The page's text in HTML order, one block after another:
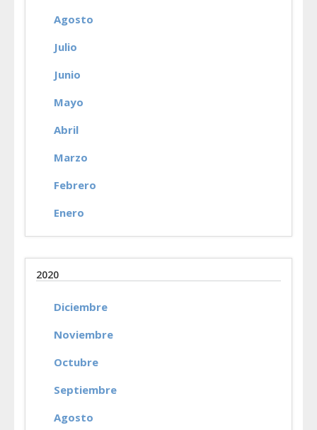
Agosto
Julio
Junio
Mayo
Abril
Marzo
Febrero
Enero
2020
Diciembre
Noviembre
Octubre
Septiembre
Agosto